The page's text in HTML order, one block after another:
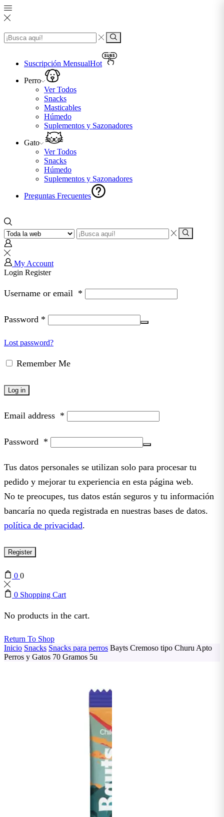
Search
input
Search
Suscripción MensualHot
Perro
Ver Todos
Snacks
Masticables
Húmedo
Suplementos y Sazonadores
Gato
Ver Todos
Snacks
Húmedo
Suplementos y Sazonadores
Preguntas Frecuentes
Search
input
Search
My Account
Login Register
Username or email *
Password *
Lost password?
Remember Me
Log in
Email address *
Password *
Tus datos personales se utilizan solo para procesar tu
pedido y mejorar tu experiencia en esta página web.
No te preocupes, tus datos están seguros y tu información
bancaría no queda registrada en nuestras bases de datos.
política de privacidad.
Register
0 0
0 Shopping Cart
No products in the cart.
Return To Shop
Inicio Snacks Snacks para perros Bayts Cremoso tipo Churu Apto
Perros y Gatos 70 Gramos 5u